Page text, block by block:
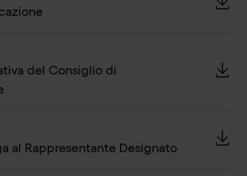
del Consiglio di
al Rappresentante Designato